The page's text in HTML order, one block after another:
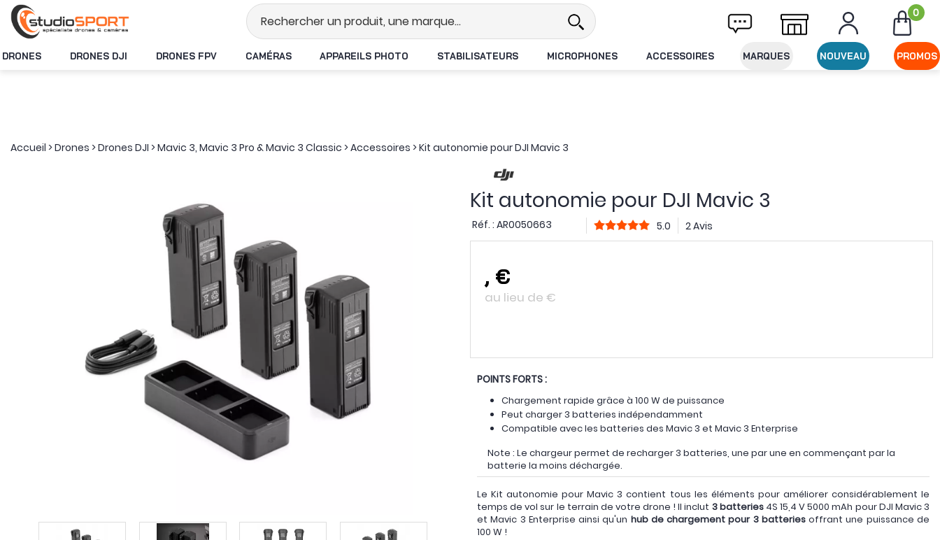
Stock en temps réel Livraison offerte dès 49€ d'achat 0
DRONES DRONES DJI DRONES FPV CAMÉRAS APPAREILS PHOTO STABILISATEURS MICROPHONES ACCESSOIRES MARQUES NOUVEAU PROMOS
Accueil >Drones >Drones DJI >Mavic 3, Mavic 3 Pro & Mavic 3 Classic >Accessoires >Kit autonomie pour DJI Mavic 3
Kit autonomie pour DJI Mavic 3
Réf. : AR0050663 5.0 2 Avis
, €
au lieu de €
POINTS FORTS :
Chargement rapide grâce à 100 W de puissance
Peut charger 3 batteries indépendamment
Compatible avec les batteries des Mavic 3 et Mavic 3 Enterprise
Note : Le chargeur permet de recharger 3 batteries, une par une en commençant par la
batterie la moins déchargée.
Le Kit autonomie pour Mavic 3 contient tous les éléments pour améliorer considérablement le
temps de vol sur le terrain de votre drone ! Il inclut 3 batteries4S 15,4 V 5000 mAh pour DJI Mavic 3
et Mavic 3 Enterprise ainsi qu'un hub de chargement pour 3 batteriesoffrant une puissance de
100 W !